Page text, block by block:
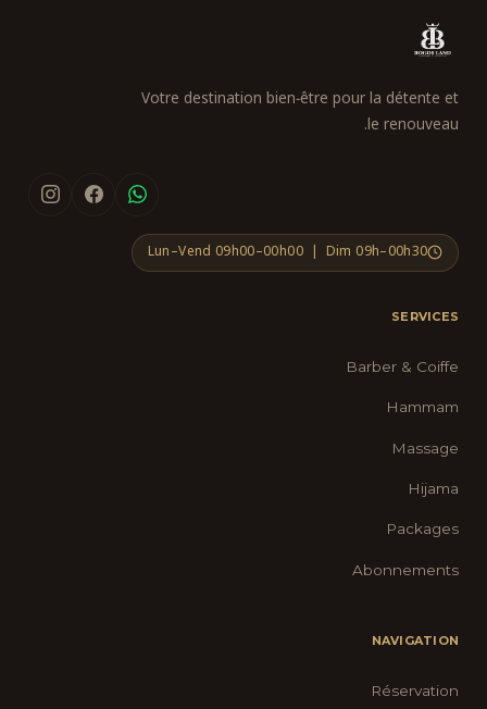
Votre destination bien‑être pour la détente et
le renouveau.
Lun–Vend 09h00–00h00 | Dim 09h–00h30
SERVICES
Barber & Coiffe
Hammam
Massage
Hijama
Packages
Abonnements
NAVIGATION
Réservation